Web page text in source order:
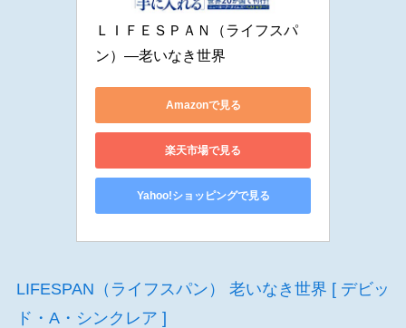
ＬＩＦＥＳＰＡＮ（ライフスパ
ン）―老いなき世界
Amazonで見る
楽天市場で見る
Yahoo!ショッピングで見る
LIFESPAN（ライフスパン） 老いなき世界 [ デビッ
ド・A・シンクレア ]